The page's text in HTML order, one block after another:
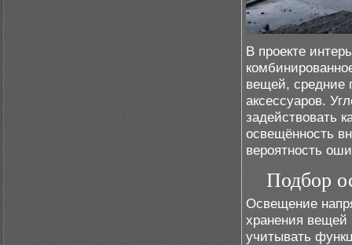
В проекте
вещей, средние
аксессуаров.
задействовать
освещённость
вероятность
Подбор
Освещение
хранения вещей
учитывать